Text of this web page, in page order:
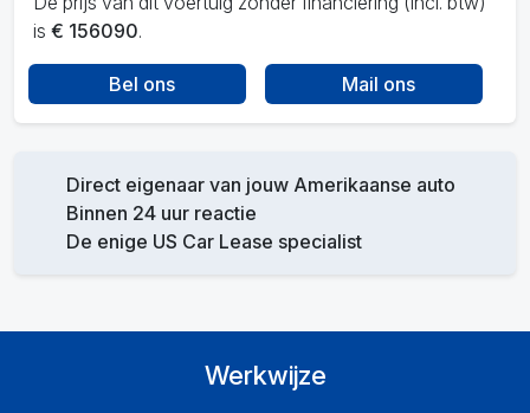
is € 156090.
Bel ons Mail ons
Direct eigenaar van jouw Amerikaanse auto
Binnen 24 uur reactie
De enige US Car Lease specialist
Werkwijze